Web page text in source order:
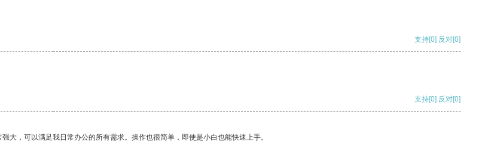
支持[0] 反对[0]
支持[0] 反对[0]
，可以满足我日常办公的所有需求。操作也很简单，即使是小白也能快速上手。